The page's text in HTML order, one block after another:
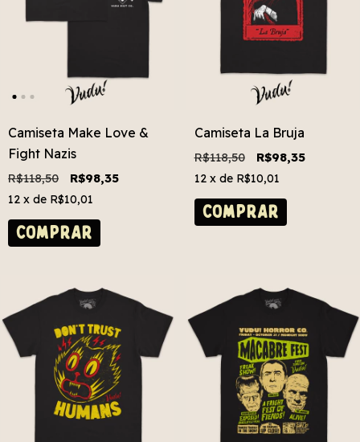
Camiseta Make Love &
Fight Nazis
R$118,50 R$98,35
12 x de R$10,01
COMPRAR
Camiseta La Bruja
R$118,50 R$98,35
12 x de R$10,01
COMPRAR